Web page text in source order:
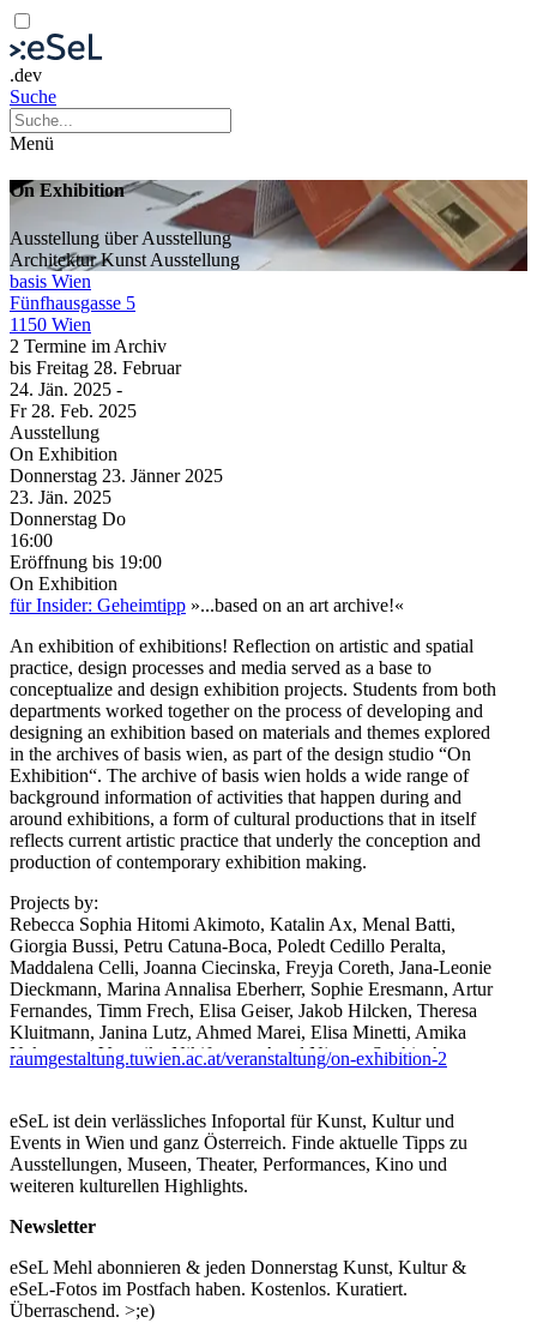
.dev
Suche
Menü
On Exhibition
Ausstellung über Ausstellung
ArchitekturKunst Ausstellung
basis Wien
Fünfhausgasse 5
1150 Wien
2 Termine im Archiv
bis Freitag 28. Februar
24. Jän. 2025 -
Fr 28. Feb. 2025
Ausstellung
On Exhibition
Donnerstag 23. Jänner 2025
23. Jän. 2025
Donnerstag Do
16:00
Eröffnung bis 19:00
On Exhibition
für Insider: Geheimtipp »...based on an art archive!«
An exhibition of exhibitions! Reflection on artistic and spatial
practice, design processes and media served as a base to
conceptualize and design exhibition projects. Students from both
departments worked together on the process of developing and
designing an exhibition based on materials and themes explored
in the archives of basis wien, as part of the design studio “On
Exhibition“. The archive of basis wien holds a wide range of
background information of activities that happen during and
around exhibitions, a form of cultural productions that in itself
reflects current artistic practice that underly the conception and
production of contemporary exhibition making.
Projects by:
Rebecca Sophia Hitomi Akimoto, Katalin Ax, Menal Batti,
Giorgia Bussi, Petru Catuna-Boca, Poledt Cedillo Peralta,
Maddalena Celli, Joanna Ciecinska, Freyja Coreth, Jana-Leonie
Dieckmann, Marina Annalisa Eberherr, Sophie Eresmann, Artur
Fernandes, Timm Frech, Elisa Geiser, Jakob Hilcken, Theresa
Kluitmann, Janina Lutz, Ahmed Marei, Elisa Minetti, Amika
Nakamura, Veronika Nikiforova, Amal Njoum, Sophia Anna
Oberrauch, Katharina Partik, Carla Pirich, Maria Rosales Gálvez,
Katharina Tamm, Max Thomas Blake, Nicole Waltener, Vanessa
Wavrouschek, Marlies Weidinger, George Wilhelmy
A cooperation between the University of Applied Arts Vienna,
Expanded Museum Studies, the Vienna University of
Technology, Architecture – Raum/Spatial Design, basis wien -
Lecturers: Basma Abu-Naim (Vienna University of Technology),
Aaron Amar Bhamra (University of Applied Arts Vienna), Helene
raumgestaltung.tuwien.ac.at/veranstaltung/on-exhibition-2
eSeL ist dein verlässliches Infoportal für Kunst, Kultur und
Events in Wien und ganz Österreich. Finde aktuelle Tipps zu
Ausstellungen, Museen, Theater, Performances, Kino und
weiteren kulturellen Highlights.
Newsletter
eSeL Mehl abonnieren & jeden Donnerstag Kunst, Kultur &
eSeL-Fotos im Postfach haben. Kostenlos. Kuratiert.
Überraschend. >;e)